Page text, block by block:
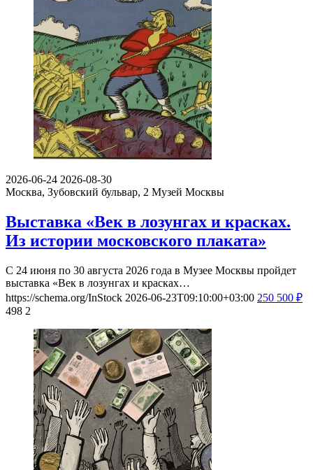
2026-06-24 2026-08-30
Москва, Зубовский бульвар, 2 Музей Москвы
Выставка «Век в лозунгах и красках.
Из истории московского плаката»
С 24 июня по 30 августа 2026 года в Музее Москвы пройдет
выставка «Век в лозунгах и красках…
https://schema.org/InStock 2026-06-23T09:10:00+03:00 250 500 ₽
498 2